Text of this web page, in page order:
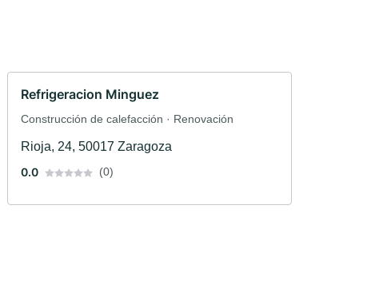
Refrigeracion Minguez
Construcción de calefacción · Renovación
Rioja, 24, 50017 Zaragoza
0.0
(0)